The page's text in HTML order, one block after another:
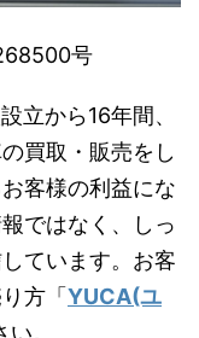
号
立から16年間、
買取・販売をし
客様の利益にな
ではなく、しっ
ています。お客
方「 YUCA(ユ
。